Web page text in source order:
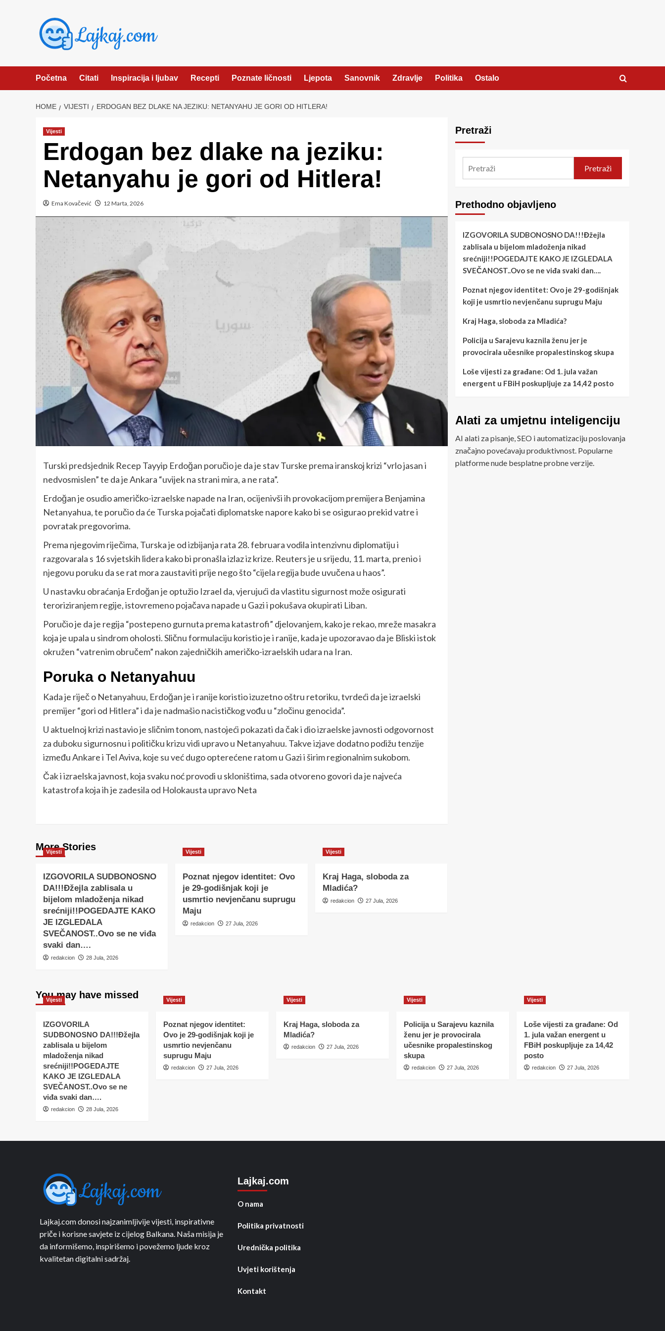
Početna Citati Inspiracija i ljubav Recepti Poznate ličnosti Ljepota Sanovnik Zdravlje Politika Ostalo
HOME VIJESTI ERDOGAN BEZ DLAKE NA JEZIKU: NETANYAHU JE GORI OD HITLERA!
Vijesti
Erdogan bez dlake na jeziku:
Netanyahu je gori od Hitlera!
Ema Kovačević 12 Marta, 2026
Turski predsjednik Recep Tayyip Erdoğan poručio je da je stav Turske prema iranskoj krizi “vrlo jasan i
nedvosmislen” te da je Ankara “uvijek na strani mira, a ne rata”.
Erdoğan je osudio američko-izraelske napade na Iran, ocijenivši ih provokacijom premijera Benjamina
Netanyahua, te poručio da će Turska pojačati diplomatske napore kako bi se osigurao prekid vatre i
povratak pregovorima.
Prema njegovim riječima, Turska je od izbijanja rata 28. februara vodila intenzivnu diplomatiju i
razgovarala s 16 svjetskih lidera kako bi pronašla izlaz iz krize. Reuters je u srijedu, 11. marta, prenio i
njegovu poruku da se rat mora zaustaviti prije nego što “cijela regija bude uvučena u haos”.
U nastavku obraćanja Erdoğan je optužio Izrael da, vjerujući da vlastitu sigurnost može osigurati
teroriziranjem regije, istovremeno pojačava napade u Gazi i pokušava okupirati Liban.
Poručio je da je regija “postepeno gurnuta prema katastrofi” djelovanjem, kako je rekao, mreže masakra
koja je upala u sindrom oholosti. Sličnu formulaciju koristio je i ranije, kada je upozoravao da je Bliski istok
okružen “vatrenim obručem” nakon zajedničkih američko-izraelskih udara na Iran.
Poruka o Netanyahuu
Kada je riječ o Netanyahuu, Erdoğan je i ranije koristio izuzetno oštru retoriku, tvrdeći da je izraelski
premijer “gori od Hitlera” i da je nadmašio nacističkog vođu u “zločinu genocida”.
U aktuelnoj krizi nastavio je sličnim tonom, nastojeći pokazati da čak i dio izraelske javnosti odgovornost
za duboku sigurnosnu i političku krizu vidi upravo u Netanyahuu. Takve izjave dodatno podižu tenzije
između Ankare i Tel Aviva, koje su već dugo opterećene ratom u Gazi i širim regionalnim sukobom.
Čak i izraelska javnost, koja svaku noć provodi u skloništima, sada otvoreno govori da je najveća
katastrofa koja ih je zadesila od Holokausta upravo Neta
More Stories
Vijesti
IZGOVORILA SUDBONOSNO
DA!!!Đžejla zablisala u
bijelom mladoženja nikad
srećniji!!POGEDAJTE KAKO
JE IZGLEDALA
SVEČANOST..Ovo se ne viđa
svaki dan….
redakcion 28 Jula, 2026
Vijesti
Poznat njegov identitet: Ovo
je 29-godišnjak koji je
usmrtio nevjenčanu suprugu
Maju
redakcion 27 Jula, 2026
Vijesti
Kraj Haga, sloboda za
Mladića?
redakcion 27 Jula, 2026
Pretraži
Pretraži
Prethodno objavljeno
IZGOVORILA SUDBONOSNO DA!!!Đžejla
zablisala u bijelom mladoženja nikad
srećniji!!POGEDAJTE KAKO JE IZGLEDALA
SVEČANOST..Ovo se ne viđa svaki dan….
Poznat njegov identitet: Ovo je 29-godišnjak
koji je usmrtio nevjenčanu suprugu Maju
Kraj Haga, sloboda za Mladića?
Policija u Sarajevu kaznila ženu jer je
provocirala učesnike propalestinskog skupa
Loše vijesti za građane: Od 1. jula važan
energent u FBiH poskupljuje za 14,42 posto
Alati za umjetnu inteligenciju
AI alati za pisanje, SEO i automatizaciju poslovanja
značajno povećavaju produktivnost. Popularne
platforme nude besplatne probne verzije.
You may have missed
Vijesti
IZGOVORILA
SUDBONOSNO DA!!!Đžejla
zablisala u bijelom
mladoženja nikad
srećniji!!POGEDAJTE
KAKO JE IZGLEDALA
SVEČANOST..Ovo se ne
viđa svaki dan….
redakcion 28 Jula, 2026
Vijesti
Poznat njegov identitet:
Ovo je 29-godišnjak koji je
usmrtio nevjenčanu
suprugu Maju
redakcion 27 Jula, 2026
Vijesti
Kraj Haga, sloboda za
Mladića?
redakcion 27 Jula, 2026
Vijesti
Policija u Sarajevu kaznila
ženu jer je provocirala
učesnike propalestinskog
skupa
redakcion 27 Jula, 2026
Vijesti
Loše vijesti za građane: Od
1. jula važan energent u
FBiH poskupljuje za 14,42
posto
redakcion 27 Jula, 2026
Lajkaj.com donosi najzanimljivije vijesti, inspirativne
priče i korisne savjete iz cijelog Balkana. Naša misija je
da informišemo, inspirišemo i povežemo ljude kroz
kvalitetan digitalni sadržaj.
Lajkaj.com
O nama
Politika privatnosti
Urednička politika
Uvjeti korištenja
Kontakt